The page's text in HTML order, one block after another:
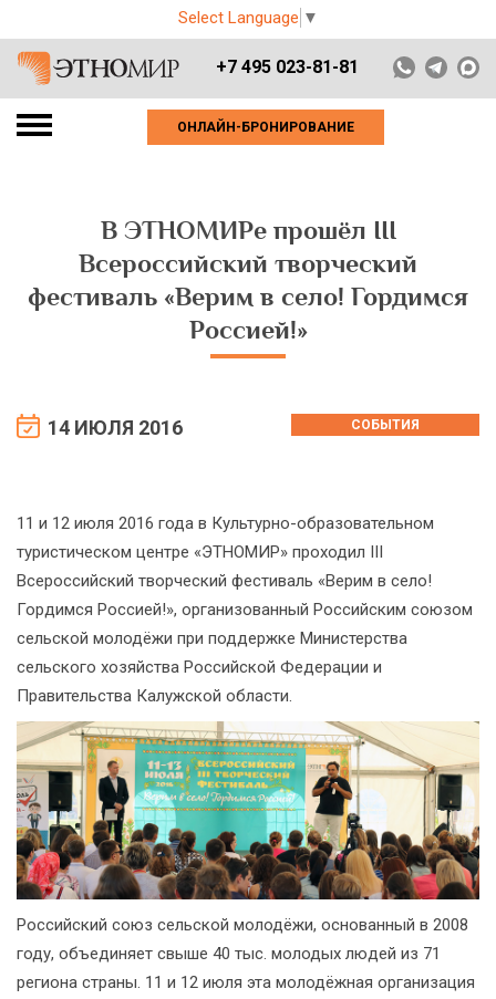
Select Language ▼
+7 495 023-81-81
ОНЛАЙН-БРОНИРОВАНИЕ
В ЭТНОМИРе прошёл III
Всероссийский творческий
фестиваль «Верим в село! Гордимся
Россией!»
14 ИЮЛЯ 2016 СОБЫТИЯ
11 и 12 июля 2016 года в Культурно-образовательном
туристическом центре «ЭТНОМИР» проходил III
Всероссийский творческий фестиваль «Верим в село!
Гордимся Россией!», организованный Российским союзом
сельской молодёжи при поддержке Министерства
сельского хозяйства Российской Федерации и
Правительства Калужской области.
Российский союз сельской молодёжи, основанный в 2008
году, объединяет свыше 40 тыс. молодых людей из 71
региона страны. 11 и 12 июля эта молодёжная организация